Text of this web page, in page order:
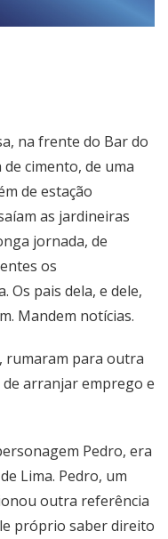
na frente do Bar do
cimento, de uma
de estação
as jardineiras
jornada, de
os
Os pais dela, e dele,
Mandem notícias.
rumaram para outra
de arranjar emprego e
Pedro, era
Lima. Pedro, um
outra referência
próprio saber direito